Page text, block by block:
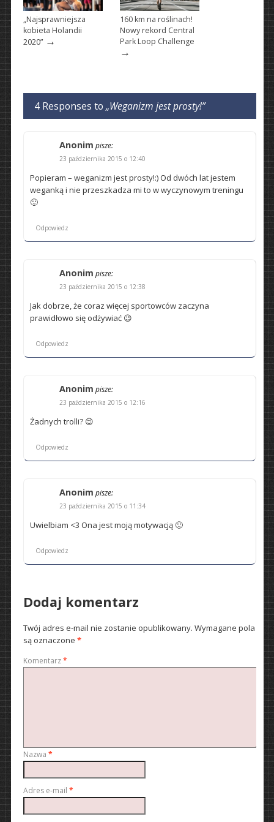
„Najsprawniejsza
kobieta Holandii
2020”→
160 km na roślinach!
Nowy rekord Central
Park Loop Challenge
→
4 Responses to „Weganizm jest prosty!”
Anonim pisze:
23 października 2015 o 12:40
Popieram – weganizm jest prosty!:) Od dwóch lat jestem
weganką i nie przeszkadza mi to w wyczynowym treningu
🙂
Odpowiedz
Anonim pisze:
23 października 2015 o 12:38
Jak dobrze, że coraz więcej sportowców zaczyna
prawidłowo się odżywiać 😉
Odpowiedz
Anonim pisze:
23 października 2015 o 12:16
Żadnych trolli? 😉
Odpowiedz
Anonim pisze:
23 października 2015 o 11:34
Uwielbiam <3 Ona jest moją motywacją 🙂
Odpowiedz
Dodaj komentarz
Twój adres e-mail nie zostanie opublikowany. Wymagane pola
są oznaczone *
Komentarz*
Nazwa *
Adres e-mail *